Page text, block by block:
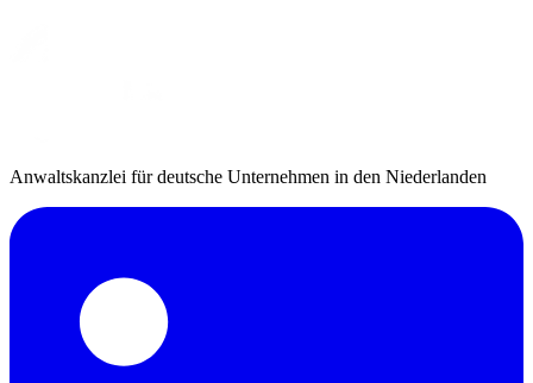
Anwaltskanzlei für deutsche Unternehmen in den Niederlanden